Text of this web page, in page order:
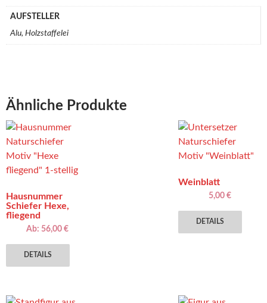
AUFSTELLER
Alu, Holzstaffelei
Ähnliche Produkte
Hausnummer
Schiefer Hexe,
fliegend
Ab: 56,00 €
DETAILS
Dieses
Varianten
Weinblatt
5,00 €
DETAILS